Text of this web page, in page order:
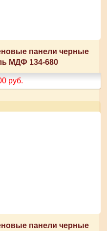
панели черные
МДФ 134-680
руб.
панели черные